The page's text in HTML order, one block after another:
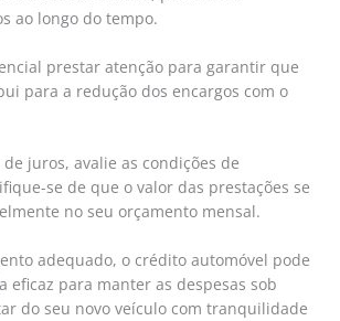
ao longo do tempo.
prestar atenção para garantir que
para a redução dos encargos com o
de juros, avalie as condições de
se de que o valor das prestações se
no seu orçamento mensal.
adequado, o crédito automóvel pode
eficaz para manter as despesas sob
do seu novo veículo com tranquilidade